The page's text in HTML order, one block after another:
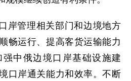
管理相关部门和边境地方
畅运行、提高客货运输能力
中俄边境口岸基础设施建
口岸通关能力和效率。不断